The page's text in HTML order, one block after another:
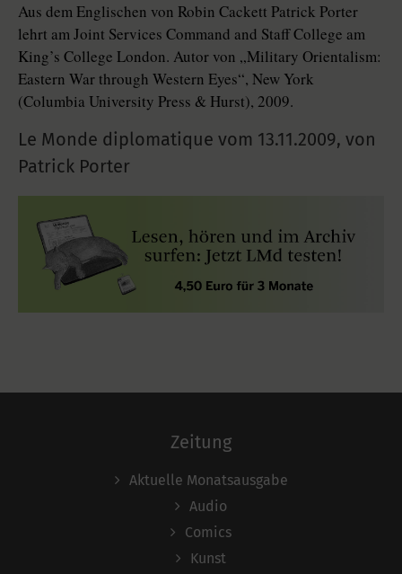
Aus dem Englischen von Robin Cackett Patrick Porter
lehrt am Joint Services Command and Staff College am
King’s College London. Autor von „Military Orientalism:
Eastern War through Western Eyes“, New York
(Columbia University Press & Hurst), 2009.
Le Monde diplomatique vom 13.11.2009, von
Patrick Porter
Zeitung
Aktuelle Monatsausgabe
Audio
Comics
Kunst